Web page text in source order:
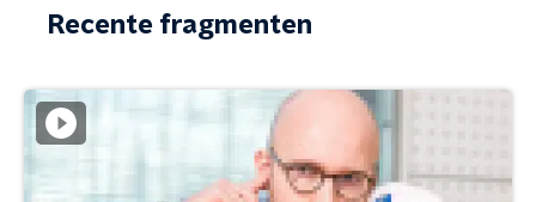
Recente fragmenten